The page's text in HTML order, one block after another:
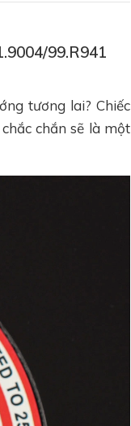
99.R941
tương lai? Chiếc
chắn sẽ là một